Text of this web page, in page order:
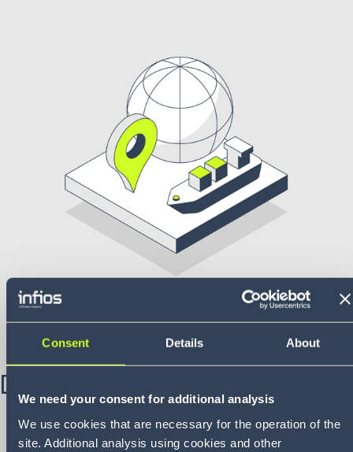
Consent Details About
We need your consent for additional analysis
We use cookies that are necessary for the operation of the
site. Additional analysis using cookies and other
Défi
Manque de visibilité :l'un des six plus grands
constructeurs automobiles mondiaux éprouvait des